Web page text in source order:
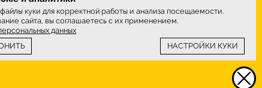
куки для корректной работы и анализа посещаемости.
сайта, вы соглашаетесь с их применением.
данных
НАСТРОЙКИ КУКИ